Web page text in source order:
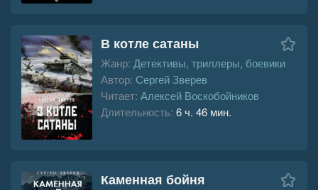
В котле сатаны
Жанр: Детективы, триллеры, боевики
Автор: Сергей Зверев
Читает: Алексей Воскобойников
Длительность: 6 ч. 46 мин.
Каменная бойня